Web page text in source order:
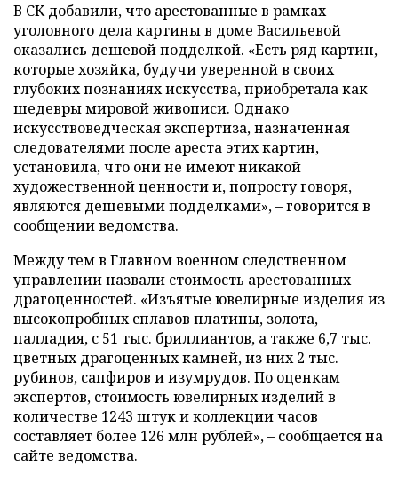
В СК добавили, что арестованные в рамках
уголовного дела картины в доме Васильевой
оказались дешевой подделкой. «Есть ряд картин,
которые хозяйка, будучи уверенной в своих
глубоких познаниях искусства, приобретала как
шедевры мировой живописи. Однако
искусствоведческая экспертиза, назначенная
следователями после ареста этих картин,
установила, что они не имеют никакой
художественной ценности и, попросту говоря,
являются дешевыми подделками», – говорится в
сообщении ведомства.
Между тем в Главном военном следственном
управлении назвали стоимость арестованных
драгоценностей. «Изъятые ювелирные изделия из
высокопробных сплавов платины, золота,
палладия, с 51 тыс. бриллиантов, а также 6,7 тыс.
цветных драгоценных камней, из них 2 тыс.
рубинов, сапфиров и изумрудов. По оценкам
экспертов, стоимость ювелирных изделий в
количестве 1243 штук и коллекции часов
составляет более 126 млн рублей», – сообщается на
сайте ведомства.